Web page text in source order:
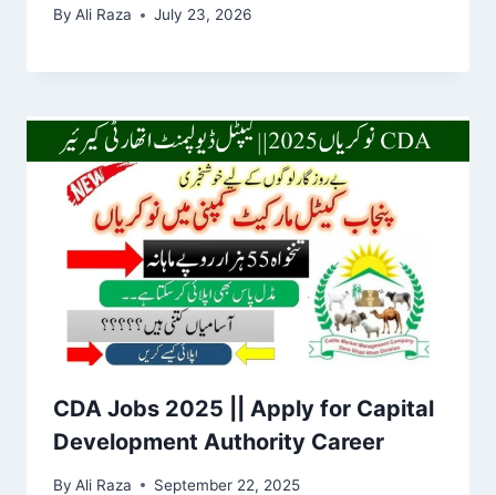
By Ali Raza July 23, 2026
CDA Jobs 2025 || Apply for Capital
Development Authority Career
By Ali Raza September 22, 2025